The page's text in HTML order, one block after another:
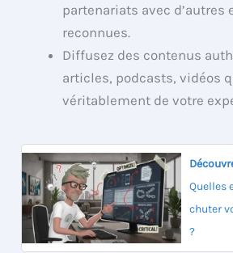
partenariats avec d’autres
reconnues.
Diffusez des contenus
articles, podcasts, vidéos
véritablement de votre
Quelles
chuter
?